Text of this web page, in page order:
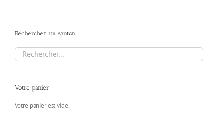
Recherchez un santon :
Votre panier
Votre panier est vide.